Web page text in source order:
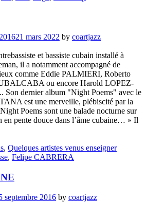
21 mars 2022 by coartjazz
et bassiste cubain installé à
il a notamment accompagné de
comme Eddie PALMIERI, Roberto
ou encore Harold LOPEZ-
Son dernier album "Night Poems" avec le
est une merveille, plébiscité par la
Poems sont une balade nocturne sur
en pente douce dans l’âme cubaine… » Il
, Quelques artistes venus enseigner
, Felipe CABRERA
septembre 2016 by coartjazz